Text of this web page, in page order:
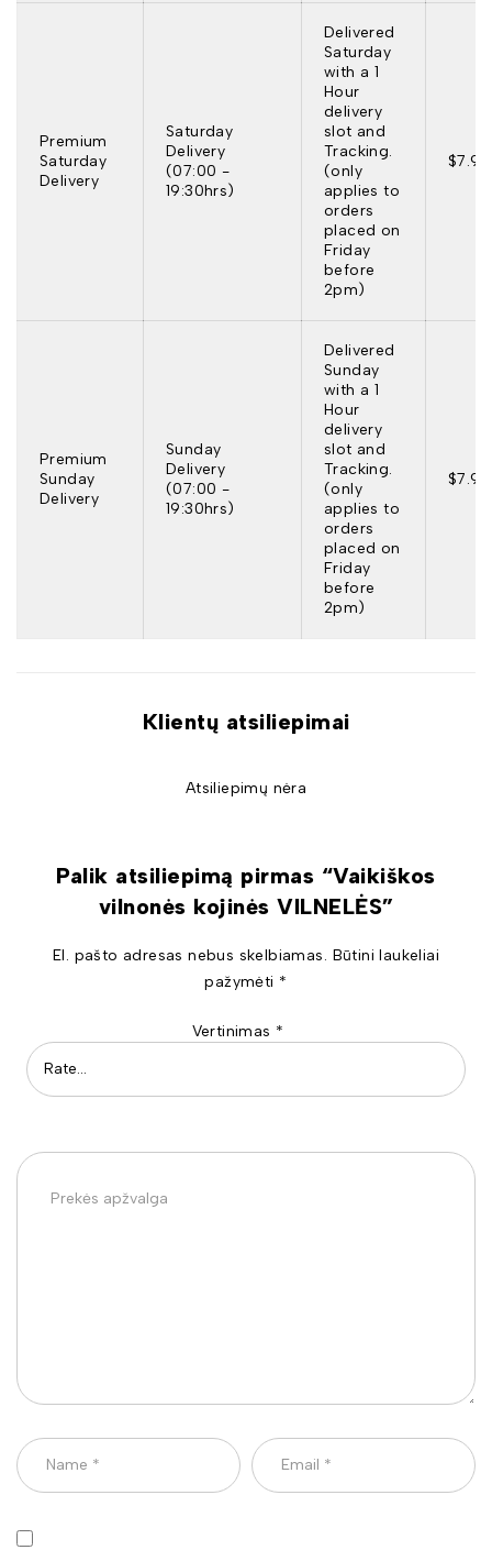
Premium
Saturday
Delivery
Saturday
Delivery
(07:00 -
19:30hrs)
Delivered
Saturday
with a 1
Hour
delivery
slot and
Tracking.
(only
applies to
orders
placed on
Friday
before
2pm)
$7.95
Premium
Sunday
Delivery
Sunday
Delivery
(07:00 -
19:30hrs)
Delivered
Sunday
with a 1
Hour
delivery
slot and
Tracking.
(only
applies to
orders
placed on
Friday
before
2pm)
$7.95
Klientų atsiliepimai
Atsiliepimų nėra
Palik atsiliepimą pirmas “Vaikiškos
vilnonės kojinės VILNELĖS”
El. pašto adresas nebus skelbiamas. Būtini laukeliai
pažymėti *
Vertinimas *